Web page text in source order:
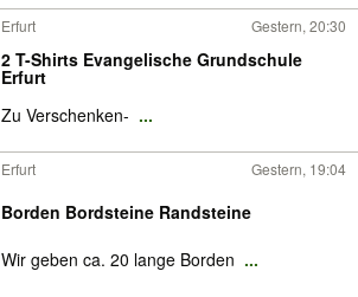
Erfurt Gestern, 20:30
2 T-Shirts Evangelische Grundschule
Erfurt
Zu Verschenken- ...
Erfurt Gestern, 19:04
Borden Bordsteine Randsteine
Wir geben ca. 20 lange Borden ...